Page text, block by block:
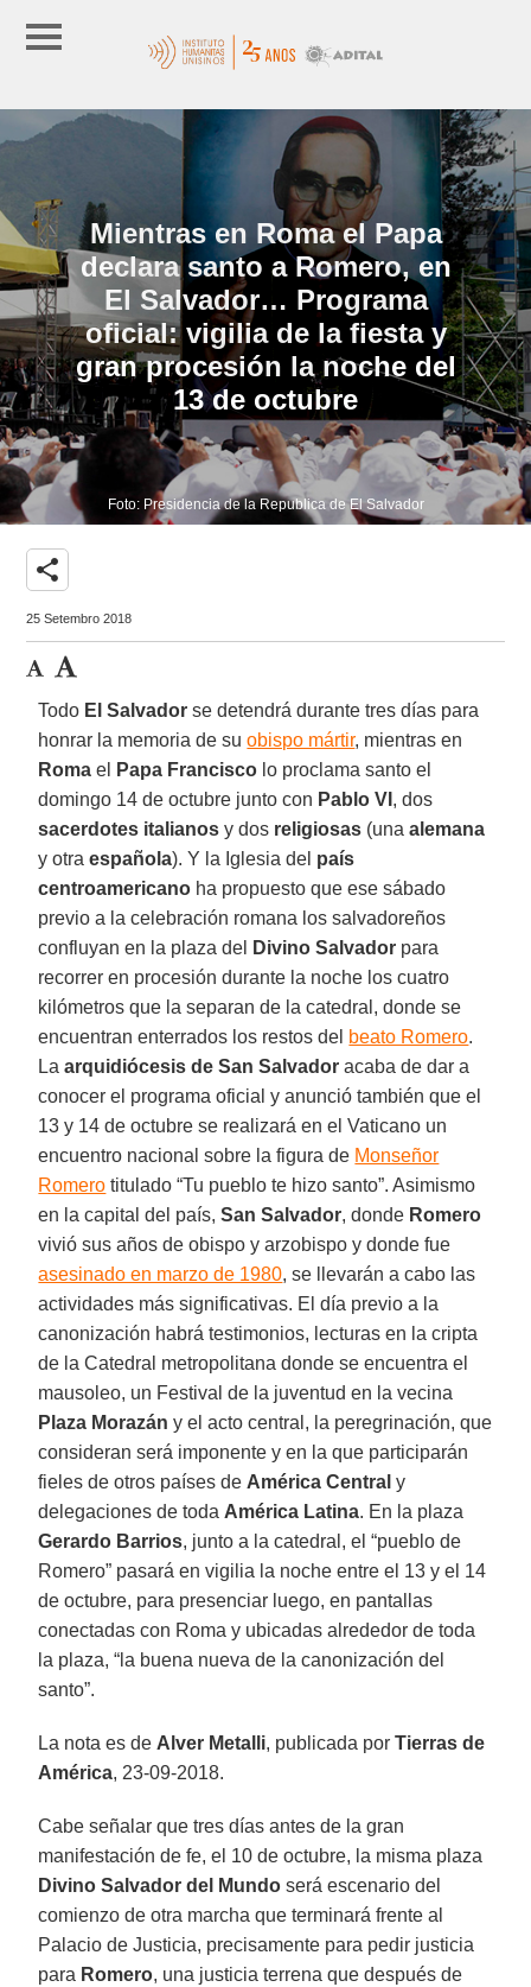
Mientras en Roma el Papa
declara santo a Romero, en
El Salvador… Programa
oficial: vigilia de la fiesta y
gran procesión la noche del
13 de octubre
Foto: Presidencia de la Republica de El Salvador
share
25 Setembro 2018
Todo El Salvador se detendrá durante tres días para
honrar la memoria de suobispo mártir, mientras en
Roma el Papa Francisco lo proclama santo el
domingo 14 de octubre junto con Pablo VI , dos
sacerdotes italianos y dos religiosas (unaalemana
y otraespañola). Y la Iglesia del país
centroamericano ha propuesto que ese sábado
previo a la celebración romana los salvadoreños
confluyan en la plaza del
Divino Salvador para
recorrer en procesión durante la noche los cuatro
kilómetros que la separan de la catedral, donde se
encuentran enterrados los restos del beato Romero.
Laarquidiócesis de San Salvador acaba de dar a
conocer el programa oficial y anunció también que el
13 y 14 de octubre se realizará en el Vaticano un
encuentro nacional sobre la figura de Monseñor
Romero titulado “Tu pueblo te hizo santo”. Asimismo
en la capital del país,San Salvador, donde Romero
vivió sus años de obispo y arzobispo y donde fue
asesinado en marzo de 1980, se llevarán a cabo las
actividades más significativas. El día previo a la
canonización habrá testimonios, lecturas en la cripta
de la Catedral metropolitana donde se encuentra el
mausoleo, un Festival de la juventud en la vecina
Plaza Morazán y el acto central, la peregrinación, que
consideran será imponente y en la que participarán
fieles de otros países de América Central y
delegaciones de toda América Latina. En la plaza
Gerardo Barrios, junto a la catedral, el “pueblo de
Romero” pasará en vigilia la noche entre el 13 y el 14
de octubre, para presenciar luego, en pantallas
conectadas con Roma y ubicadas alrededor de toda
la plaza, “la buena nueva de la canonización del
santo”.
La nota es de Alver Metalli, publicada porTierras de
América, 23-09-2018.
Cabe señalar que tres días antes de la gran
manifestación de fe, el 10 de octubre, la misma plaza
Divino Salvador del Mundo será escenario del
comienzo de otra marcha que terminará frente al
Palacio de Justicia, precisamente para pedir justicia
para Romero, una justicia terrena que después de